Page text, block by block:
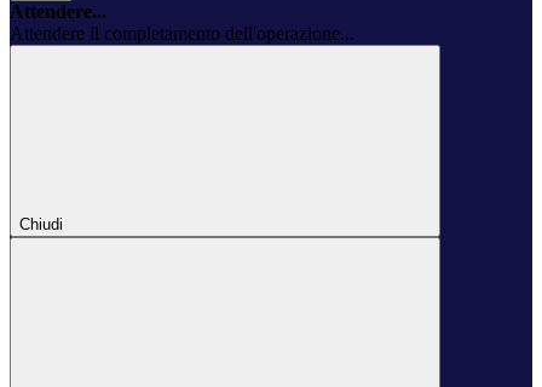
Attendere...
Attendere il completamento dell'operazione...
Chiudi